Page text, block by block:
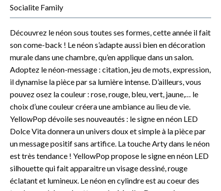
Socialite Family
Découvrez le néon sous toutes ses formes, cette année il fait
son come-back ! Le néon s’adapte aussi bien en décoration
murale dans une chambre, qu’en applique dans un salon.
Adoptez le néon-message : citation, jeu de mots, expression,
il dynamise la pièce par sa lumière intense. D’ailleurs, vous
pouvez osez la couleur : rose, rouge, bleu, vert, jaune,… le
choix d’une couleur créera une ambiance au lieu de vie.
YellowPop dévoile ses nouveautés : le signe en néon LED
Dolce Vita donnera un univers doux et simple à la pièce par
un message positif sans artifice. La touche Arty dans le néon
est très tendance ! YellowPop propose le signe en néon LED
silhouette qui fait apparaitre un visage dessiné, rouge
éclatant et lumineux. Le néon en cylindre est au coeur des